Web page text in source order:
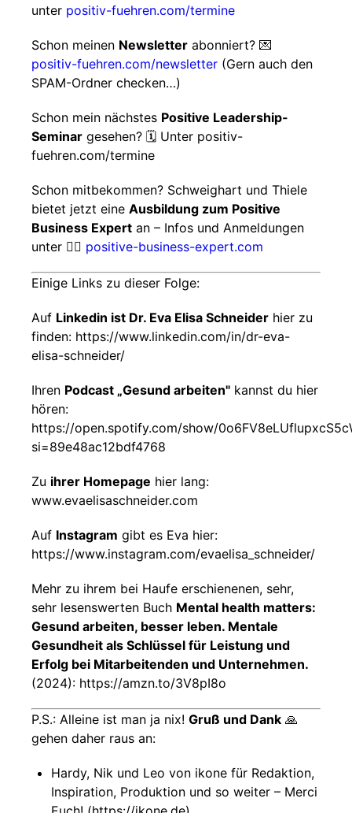
unter positiv-fuehren.com/termine
Schon meinen Newsletter abonniert? 💌
positiv-fuehren.com/newsletter (Gern auch den
SPAM-Ordner checken…)
Schon mein nächstes Positive Leadership-
Seminar gesehen? 🗓️ Unter positiv-
fuehren.com/termine
Schon mitbekommen? Schweighart und Thiele
bietet jetzt eine Ausbildung zum Positive
Business Expert an – Infos und Anmeldungen
unter 👇🏼 positive-business-expert.com
Einige Links zu dieser Folge:
Auf Linkedin ist Dr. Eva Elisa Schneider hier zu
finden: https://www.linkedin.com/in/dr-eva-
elisa-schneider/
Ihren Podcast „Gesund arbeiten" kannst du hier
hören:
https://open.spotify.com/show/
si=89e48ac12bdf4768
Zu ihrer Homepage hier lang:
www.evaelisaschneider.com
Auf Instagram gibt es Eva hier:
https://www.instagram.com/evaelisa_schneider/
Mehr zu ihrem bei Haufe erschienenen, sehr,
sehr lesenswerten Buch Mental health matters:
Gesund arbeiten, besser leben. Mentale
Gesundheit als Schlüssel für Leistung und
Erfolg bei Mitarbeitenden und Unternehmen.
(2024): https://amzn.to/3V8pI8o
P.S.: Alleine ist man ja nix! Gruß und Dank 🙏
gehen daher raus an:
Hardy, Nik und Leo von ikone für Redaktion,
Inspiration, Produktion und so weiter – Merci